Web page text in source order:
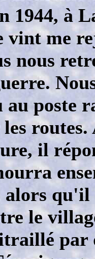
1944, à
vint me
nous
au poste
routes.
il
alors
le
par